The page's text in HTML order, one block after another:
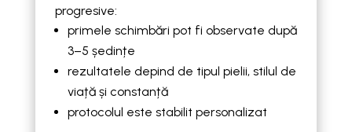
progresive:
primele schimbări pot fi observate după
3–5 ședințe
rezultatele depind de tipul pielii, stilul de
viață și constanță
protocolul este stabilit personalizat